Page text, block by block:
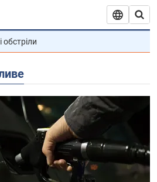
обстріли